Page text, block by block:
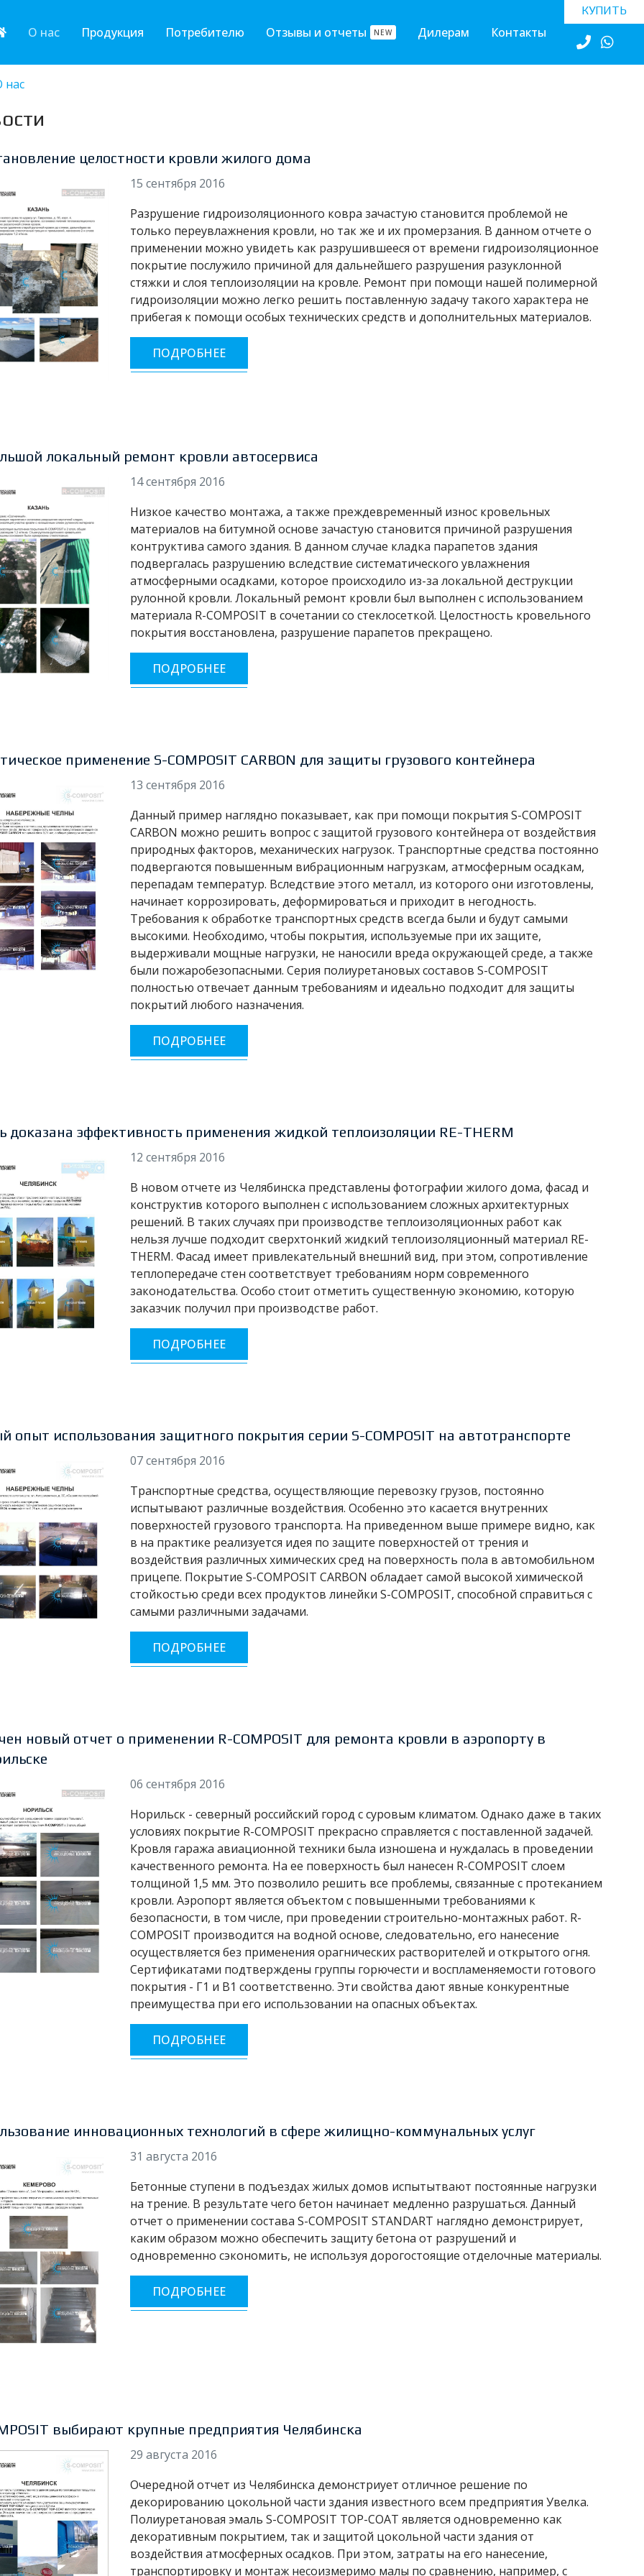
КУПИТЬ
О нас Продукция Потребителю Отзывы и отчеты NEW Дилерам Контакты
нас
целостности кровли жилого дома
15 сентября 2016
Разрушение гидроизоляционного ковра зачастую становится проблемой не
только переувлажнения кровли, но так же и их промерзания. В данном отчете о
применении можно увидеть как разрушившееся от времени гидроизоляционное
покрытие послужило причиной для дальнейшего разрушения разуклонной
стяжки и слоя теплоизоляции на кровле. Ремонт при помощи нашей полимерной
гидроизоляции можно легко решить поставленную задачу такого характера не
прибегая к помощи особых технических средств и дополнительных материалов.
ПОДРОБНЕЕ
локальный ремонт кровли автосервиса
14 сентября 2016
Низкое качество монтажа, а также преждевременный износ кровельных
материалов на битумной основе зачастую становится причиной разрушения
контруктива самого здания. В данном случае кладка парапетов здания
подвергалась разрушению вследствие систематического увлажнения
атмосферными осадками, которое происходило из-за локальной деструкции
рулонной кровли. Локальный ремонт кровли был выполнен с использованием
материала R-COMPOSIT в сочетании со стеклосеткой. Целостность кровельного
покрытия восстановлена, разрушение парапетов прекращено.
ПОДРОБНЕЕ
применение S-COMPOSIT CARBON для защиты грузового контейнера
13 сентября 2016
Данный пример наглядно показывает, как при помощи покрытия S-COMPOSIT
CARBON можно решить вопрос с защитой грузового контейнера от воздействия
природных факторов, механических нагрузок. Транспортные средства постоянно
подвергаются повышенным вибрационным нагрузкам, атмосферным осадкам,
перепадам температур. Вследствие этого металл, из которого они изготовлены,
начинает коррозировать, деформироваться и приходит в негодность.
Требования к обработке транспортных средств всегда были и будут самыми
высокими. Необходимо, чтобы покрытия, используемые при их защите,
выдерживали мощные нагрузки, не наносили вреда окружающей среде, а также
были пожаробезопасными. Серия полиуретановых составов S-COMPOSIT
полностью отвечает данным требованиям и идеально подходит для защиты
покрытий любого назначения.
ПОДРОБНЕЕ
доказана эффективность применения жидкой теплоизоляции RE-THERM
12 сентября 2016
В новом отчете из Челябинска представлены фотографии жилого дома, фасад и
конструктив которого выполнен с использованием сложных архитектурных
решений. В таких случаях при производстве теплоизоляционных работ как
нельзя лучше подходит сверхтонкий жидкий теплоизоляционный материал RE-
THERM. Фасад имеет привлекательный внешний вид, при этом, сопротивление
теплопередаче стен соответствует требованиям норм современного
законодательства. Особо стоит отметить существенную экономию, которую
заказчик получил при производстве работ.
ПОДРОБНЕЕ
опыт использования защитного покрытия серии S-COMPOSIT на автотранспорте
07 сентября 2016
Транспортные средства, осуществляющие перевозку грузов, постоянно
испытывают различные воздействия. Особенно это касается внутренних
поверхностей грузового транспорта. На приведенном выше примере видно, как
в на практике реализуется идея по защите поверхностей от трения и
воздействия различных химических сред на поверхность пола в автомобильном
прицепе. Покрытие S-COMPOSIT CARBON обладает самой высокой химической
стойкостью среди всех продуктов линейки S-COMPOSIT, способной справиться с
самыми различными задачами.
ПОДРОБНЕЕ
новый отчет о применении R-COMPOSIT для ремонта кровли в аэропорту в
06 сентября 2016
Норильск - северный российский город с суровым климатом. Однако даже в таких
условиях покрытие R-COMPOSIT прекрасно справляется с поставленной задачей.
Кровля гаража авиационной техники была изношена и нуждалась в проведении
качественного ремонта. На ее поверхность был нанесен R-COMPOSIT слоем
толщиной 1,5 мм. Это позволило решить все проблемы, связанные с протеканием
кровли. Аэропорт является объектом с повышенными требованиями к
безопасности, в том числе, при проведении строительно-монтажных работ. R-
COMPOSIT производится на водной основе, следовательно, его нанесение
осуществляется без применения орагнических растворителей и открытого огня.
Сертификатами подтверждены группы горючести и воспламеняемости готового
покрытия - Г1 и В1 соответственно. Эти свойства дают явные конкурентные
преимущества при его использовании на опасных объектах.
ПОДРОБНЕЕ
инновационных технологий в сфере жилищно-коммунальных услуг
31 августа 2016
Бетонные ступени в подъездах жилых домов испытытвают постоянные нагрузки
на трение. В результате чего бетон начинает медленно разрушаться. Данный
отчет о применении состава S-COMPOSIT STANDART наглядно демонстрирует,
каким образом можно обеспечить защиту бетона от разрушений и
одновременно сэкономить, не используя дорогостоящие отделочные материалы.
ПОДРОБНЕЕ
выбирают крупные предприятия Челябинска
29 августа 2016
Очередной отчет из Челябинска демонстриует отличное решение по
декорированию цокольной части здания известного всем предприятия Увелка.
Полиуретановая эмаль S-COMPOSIT TOP-COAT является одновременно как
декоративным покрытием, так и защитой цокольной части здания от
воздействия атмосферных осадков. При этом, затраты на его нанесение,
транспортировку и монтаж несоизмеримо малы по сравнению, например, с